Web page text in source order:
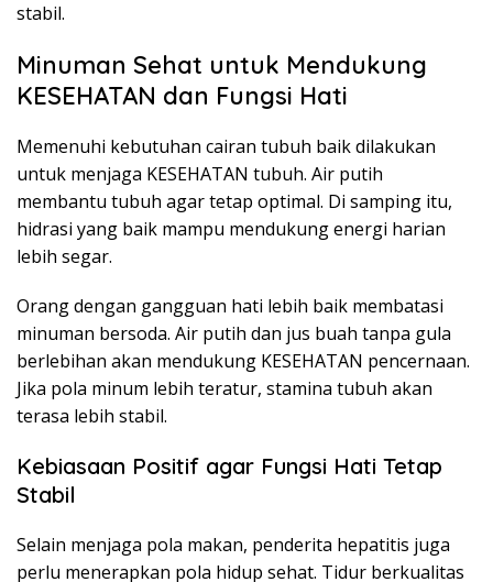
stabil.
Minuman Sehat untuk Mendukung
KESEHATAN dan Fungsi Hati
Memenuhi kebutuhan cairan tubuh baik dilakukan
untuk menjaga KESEHATAN tubuh. Air putih
membantu tubuh agar tetap optimal. Di samping itu,
hidrasi yang baik mampu mendukung energi harian
lebih segar.
Orang dengan gangguan hati lebih baik membatasi
minuman bersoda. Air putih dan jus buah tanpa gula
berlebihan akan mendukung KESEHATAN pencernaan.
Jika pola minum lebih teratur, stamina tubuh akan
terasa lebih stabil.
Kebiasaan Positif agar Fungsi Hati Tetap
Stabil
Selain menjaga pola makan, penderita hepatitis juga
perlu menerapkan pola hidup sehat. Tidur berkualitas